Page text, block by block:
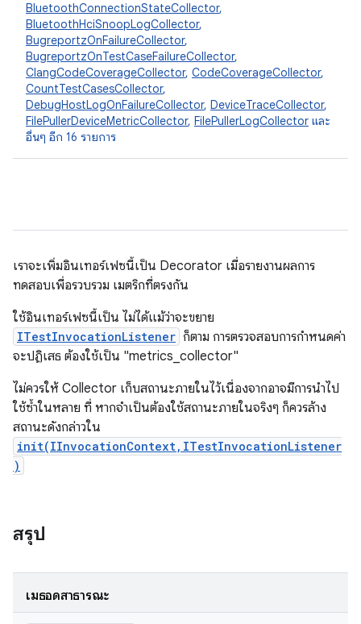
BluetoothConnectionStateCollector,
BluetoothHciSnoopLogCollector,
BugreportzOnFailureCollector,
BugreportzOnTestCaseFailureCollector,
ClangCodeCoverageCollector, CodeCoverageCollector,
CountTestCasesCollector,
DebugHostLogOnFailureCollector, DeviceTraceCollector,
FilePullerDeviceMetricCollector, FilePullerLogCollector และ
อื่นๆ อีก 16 รายการ
เราจะเพิ่มอินเทอร์เฟซนี้เป็น Decorator เมื่อรายงานผลการ
ทดสอบเพื่อรวบรวม เมตริกที่ตรงกัน
ใช้อินเทอร์เฟซนี้เป็น ไม่ได้แม้ว่าจะขยาย
ITestInvocationListener ก็ตาม การตรวจสอบการกำหนดค่า
จะปฏิเสธ ต้องใช้เป็น "metrics_collector"
ไม่ควรให้ Collector เก็บสถานะภายในไว้เนื่องจากอาจมีการนำไป
ใช้ซ้ำในหลาย ที่ หากจำเป็นต้องใช้สถานะภายในจริงๆ ก็ควรล้าง
สถานะดังกล่าวใน
init(IInvocationContext,ITestInvocationListener
)
สรุป
เมธอดสาธารณะ